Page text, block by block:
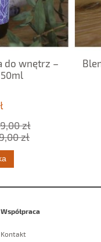
Blend olejków
Współpraca
Kontakt